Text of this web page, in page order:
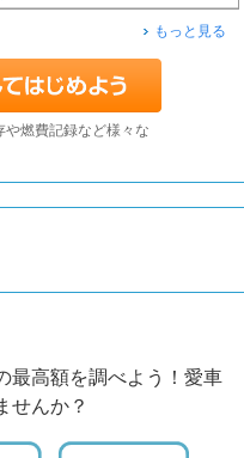
もっと見る
や燃費記録など様々な
最高額を調べよう！愛車
せんか？